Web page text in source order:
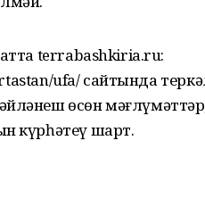
terrabashkiria.ru:
ufa/ сайтында
өсөн
күрһәтеү шарт.